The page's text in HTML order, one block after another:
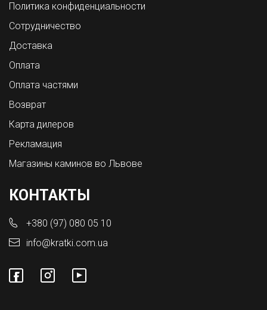
Политика конфиденциальности
Сотрудничество
Доставка
Оплата
Оплата частями
Возврат
Карта дилеров
Рекламация
Магазины каминов во Львове
КОНТАКТЫ
+380 (97) 080 05 10
info@kratki.com.ua